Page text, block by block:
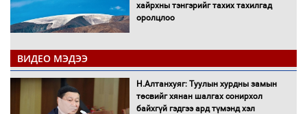
хайрхны тэнгэрийг тахих тахилгад
оролцлоо
С.Амарсайхан: Иргэдийг хохироосон
ААН-ийн нуугтмал хөрөнгийг
битүүмжлэнэ
ВИДЕО МЭДЭЭ
Н.Алтанхуяг: Туулын хурдны замын
төсвийг хянан шалгах сонирхол
байхгүй гэдгээ ард түмэнд хэл